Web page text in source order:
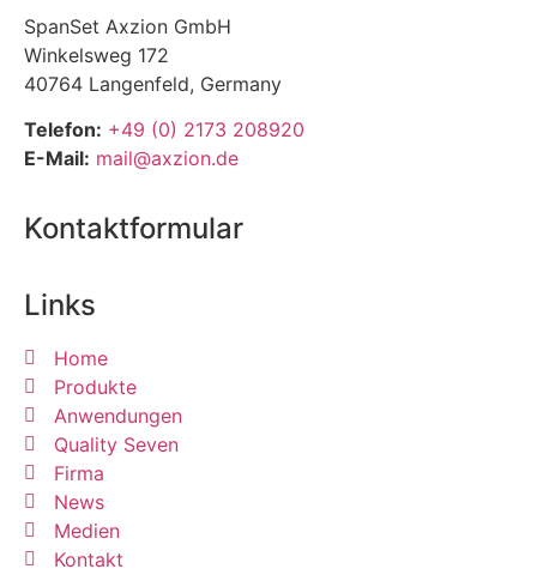
SpanSet Axzion GmbH
Winkelsweg 172
40764 Langenfeld, Germany
Telefon: +49 (0) 2173 208920
E-Mail: mail@axzion.de
Kontaktformular
Links
Home
Produkte
Anwendungen
Quality Seven
Firma
News
Medien
Kontakt